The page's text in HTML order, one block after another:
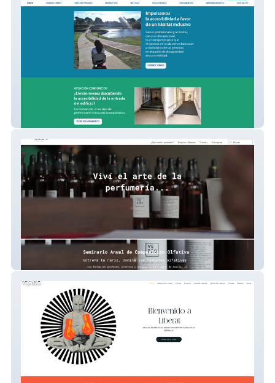
Rumbos Accesibilidad
Perfumes Vezzo